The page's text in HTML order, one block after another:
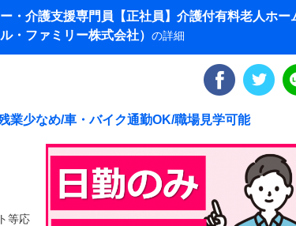
・介護支援専門員【正社員】介護付有料老人ホー
・ファミリー株式会社） の詳細
業少なめ/車・バイク通勤OK/職場見学可能
等応